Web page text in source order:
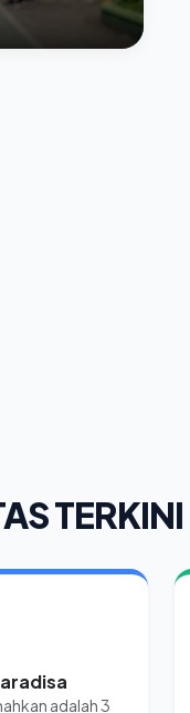
TERKINI
adalah 3